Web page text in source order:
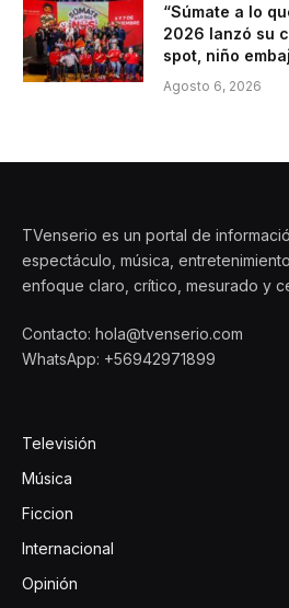
“Súmate a lo
2026 lanzó su
spot, niño
Agosto 6, 2026
TVenserio es un portal de
espectáculo, música,
enfoque claro, crítico, mesurado y
Contacto: hola@tvenserio.com
WhatsApp: +56942971899
Televisión
Música
Ficcion
Internacional
Opinión